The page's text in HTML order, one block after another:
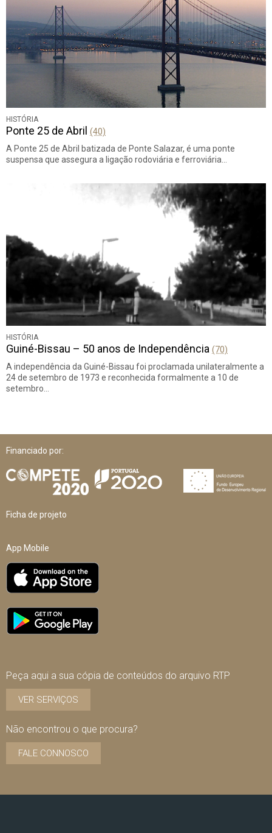
HISTÓRIA
Ponte 25 de Abril (40)
A Ponte 25 de Abril batizada de Ponte Salazar, é uma ponte
suspensa que assegura a ligação rodoviária e ferroviária…
HISTÓRIA
Guiné-Bissau – 50 anos de Independência (70)
A independência da Guiné-Bissau foi proclamada unilateralmente a
24 de setembro de 1973 e reconhecida formalmente a 10 de
setembro…
Financiado por:
Ficha de projeto
App Mobile
Peça aqui a sua cópia de conteúdos do arquivo RTP
VER SERVIÇOS
Não encontrou o que procura?
FALE CONNOSCO